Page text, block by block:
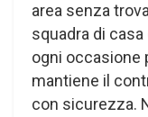
area senza
squadra di
ogni occasione
mantiene il
con sicurezza.